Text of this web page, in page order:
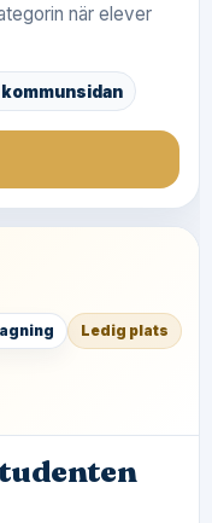
när elever
Ledig plats